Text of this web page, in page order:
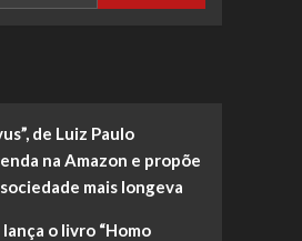
de Luiz Paulo
na Amazon e propõe
mais longeva
o livro “Homo